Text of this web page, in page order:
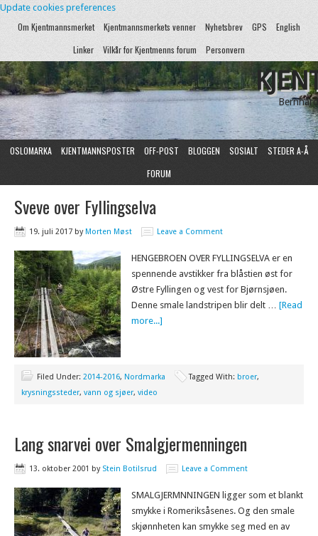
Update cookies preferences
Om Kjentmannsmerket Kjentmannsmerkets venner Nyhetsbrev GPS
English
Linker
Vilkår for Kjentmenns forum Personvern
OSLOMARKA KJENTMANNSPOSTER OFF-POST BLOGGEN SOSIALT
STEDER A-Å
FORUM
Sveve over Fyllingselva
19. juli 2017 byMorten Møst Leave a Comment
HENGEBROEN OVER FYLLINGSELVA er en
spennende avstikker fra blåstien øst for
Østre Fyllingen og vest for Bjørnsjøen.
Denne smale landstripen blir delt … [Read
more...]
Filed Under: 2014-2016, Nordmarka Tagged With: broer,
krysningssteder, vann og sjøer, video
Lang snarvei over Smalgjermenningen
13. oktober 2001 by Stein Botilsrud Leave a Comment
SMALGJERMNNINGEN ligger som et blankt
smykke i Romeriksåsenes. Og den smale
skjønnheten kan smykke seg med en av